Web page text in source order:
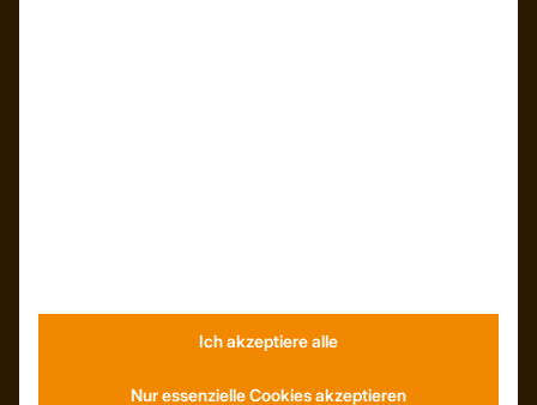
Ich akzeptiere alle
Nur essenzielle Cookies akzeptieren